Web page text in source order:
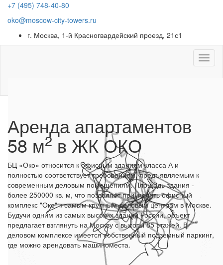
+7 (495) 748-40-80
oko@moscow-city-towers.ru
г. Москва, 1-й Красногвардейский проезд, 21с1
Аренда апартаментов
58 м2 в ЖК ОКО
БЦ «Око» относится к офисным зданиям класса А и
полностью соответствует требованиям, предъявляемым к
современным деловым помещениям. Площадь здания -
более 250000 кв. м, что позволяет причислить офисный
комплекс "Око" к самым крупным деловым центрам в Москве.
Будучи одним из самых высоких зданий России, объект
предлагает взглянуть на Москву с высоты 85 этажей. В
деловом комплексе имеется собственный подземный паркинг,
где можно арендовать машиноместа.